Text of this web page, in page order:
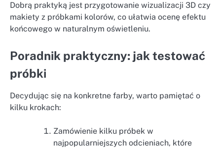
Dobrą praktyką jest przygotowanie wizualizacji 3D czy
makiety z próbkami kolorów, co ułatwia ocenę efektu
końcowego w naturalnym oświetleniu.
Poradnik praktyczny: jak testować
próbki
Decydując się na konkretne farby, warto pamiętać o
kilku krokach:
Zamówienie kilku próbek w
najpopularniejszych odcieniach, które